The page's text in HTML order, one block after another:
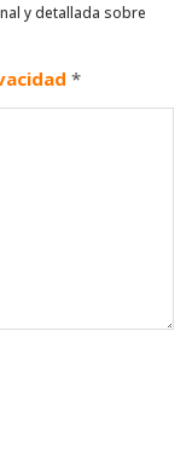
y detallada sobre
*